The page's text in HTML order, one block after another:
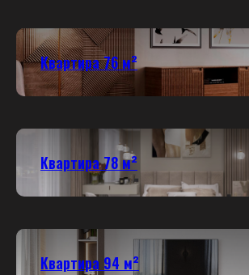
Квартира 76 м²
Квартира 78 м²
Квартира 94 м²